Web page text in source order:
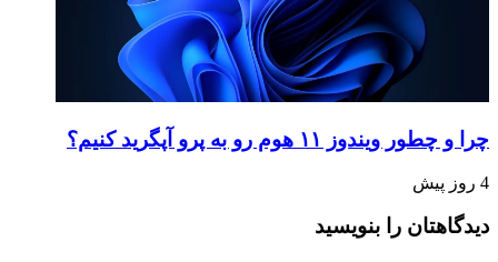
چرا و چطور ویندوز ۱۱ هوم رو به پرو آپگرید کنیم؟
4 روز پیش
دیدگاهتان را بنویسید